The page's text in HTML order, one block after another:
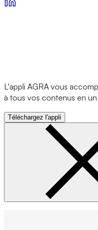
L'appli AGRA vous
à tous vos contenus en
Téléchargez l'appli